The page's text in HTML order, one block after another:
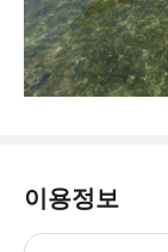
이용정보